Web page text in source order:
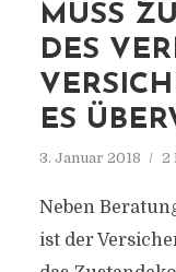
MUSS
DES
ES
3. Januar 2018 2
Neben
ist der